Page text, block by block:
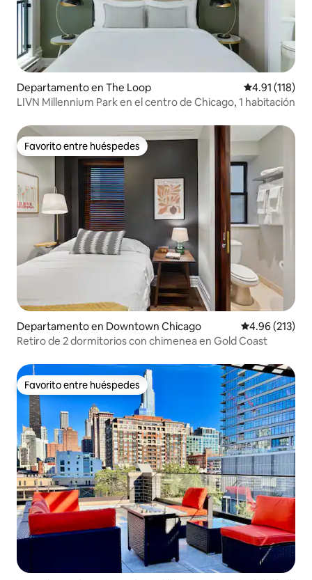
Departamento en The Loop Calificación
4.91 (118)
LIVN Millennium Park en el centro de Chicago, 1 habitación
Favorito entre huéspedes
Favorito entre huéspedes
Departamento en Downtown Chicago Calificación
4.96 (213)
Retiro de 2 dormitorios con chimenea en Gold Coast
Favorito entre huéspedes
Favorito entre huéspedes